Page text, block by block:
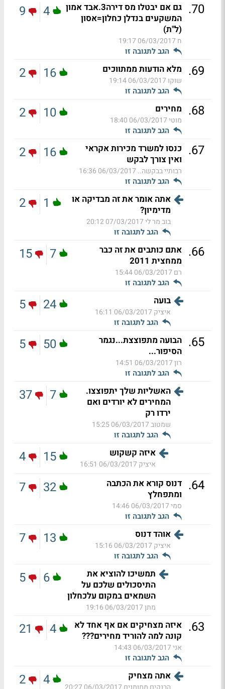
70
.
גם אם יבטלו מס דירה3.אבד אמון
המשקעים בנדלן כחלון=אסון
(ל"ת)
ח 06/03/2017 19:17
הגב לתגובה זו
4
9
69
. מלא הודעות ממתווכים
שוקו06/03/2017 19:14
הגב לתגובה זו
16
2
68
. מחירים
מוטי06/03/2017 18:40
הגב לתגובה זו
10
2
67
. כנסו למשרד מכירות אקראי
ואין צורך לבקש
רבותיי בבקשה.. 06/03/2017 16:36
הגב לתגובה זו
16
2
אתה אומר את זה מבדיקה או
מדימיון?
בוב מר לי07/03/2017 20:12
הגב לתגובה זו
1
2
66
. אתם כותבים את זה כבר
ממחצית 2011
רם 06/03/2017 15:44
הגב לתגובה זו
7
15
בועה
איציק 06/03/2017 16:11
הגב לתגובה זו
24
5
65
. הבועה מתפוצצת...נגמר
הסיפור...
רון06/03/2017 14:51
הגב לתגובה זו
50
5
האשליות שלך יתפוצצו.
המחירים לא יורדים ואם
ירדו רק
שמטוב06/03/2017 15:25
הגב לתגובה זו
7
37
איזה קשקוש
איציק 06/03/2017 16:51
15
4
64
. דנוס קורא את הכתבה
ומתפחלץ
סמי06/03/2017 14:46
הגב לתגובה זו
32
7
אוהד דנוס
איציק 06/03/2017 15:16
הגב לתגובה זו
13
7
תמשיכו להוציא את
התיסכולים שלכם על
השמאים במקום עלכחלון
מתן06/03/2017 19:16
6
5
63
. איזה מצחיקים אם אף אחד לא
קונה למה להוריד מחירים???
אני06/03/2017 14:43
הגב לתגובה זו
4
21
אתה מצחיק 4
2